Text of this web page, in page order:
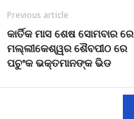
Previous article
କାର୍ତିକ ମାସ ଶେଷ ସୋମବାର ରେ
ମଲ୍ଲୀକେଶ୍ୱର ଶୈବପୀଠ ରେ
ପଚୁଂକ ଭକ୍ତମାନଙ୍କ ଭିଡ